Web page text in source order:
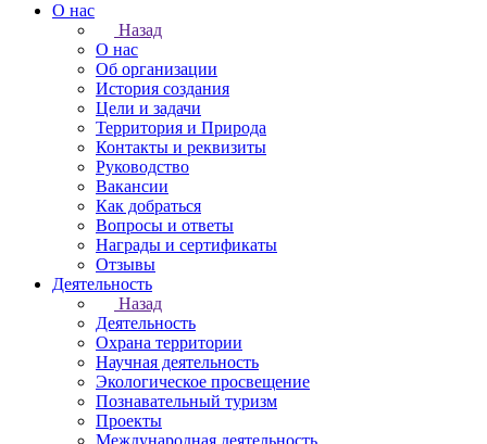
О нас
Назад
О нас
Об организации
История создания
Цели и задачи
Территория и Природа
Контакты и реквизиты
Руководство
Вакансии
Как добраться
Вопросы и ответы
Награды и сертификаты
Отзывы
Деятельность
Назад
Деятельность
Охрана территории
Научная деятельность
Экологическое просвещение
Познавательный туризм
Проекты
Международная деятельность